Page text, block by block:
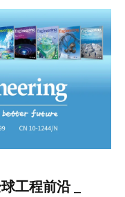
工程前沿 _